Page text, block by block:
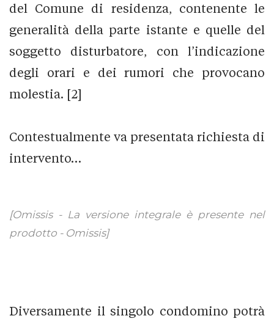
del Comune di residenza, contenente le
generalità della parte istante e quelle del
soggetto disturbatore, con l’indicazione
degli orari e dei rumori che provocano
molestia. [2]
Contestualmente va presentata richiesta di
intervento…
[Omissis - La versione integrale è presente nel
prodotto - Omissis]
Diversamente il singolo condomino potrà